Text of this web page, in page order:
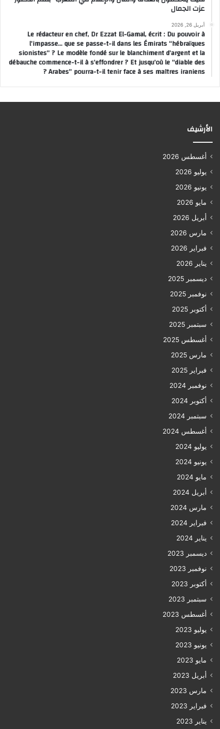
عزت الجمال
أبريل 26, 2026
Le rédacteur en chef, Dr Ezzat El-Gamal, écrit : Du pouvoir à
l’impasse… que se passe-t-il dans les Émirats “hébraïques
sionistes” ? Le modèle fondé sur le blanchiment d’argent et la
débauche commence-t-il à s’effondrer ? Et jusqu’où le “diable des
Arabes” pourra-t-il tenir face à ses maîtres iraniens ?
الأرشيف
أغسطس 2026
يوليو 2026
يونيو 2026
مايو 2026
أبريل 2026
مارس 2026
فبراير 2026
يناير 2026
ديسمبر 2025
نوفمبر 2025
أكتوبر 2025
سبتمبر 2025
أغسطس 2025
مارس 2025
فبراير 2025
نوفمبر 2024
أكتوبر 2024
سبتمبر 2024
أغسطس 2024
يوليو 2024
يونيو 2024
مايو 2024
أبريل 2024
مارس 2024
فبراير 2024
يناير 2024
ديسمبر 2023
نوفمبر 2023
أكتوبر 2023
سبتمبر 2023
أغسطس 2023
يوليو 2023
يونيو 2023
مايو 2023
أبريل 2023
مارس 2023
فبراير 2023
يناير 2023